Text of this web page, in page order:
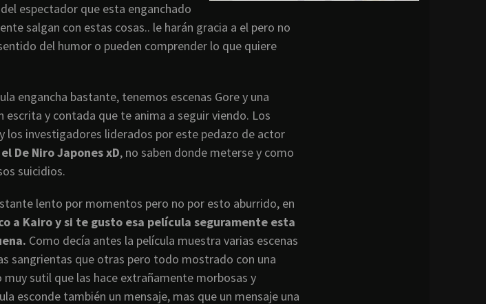
espectador que esta enganchado
salgan con estas cosas.. le harán gracia a el pero no
del humor o pueden comprender lo que quiere
engancha bastante, tenemos escenas Gore y una
escrita y contada que te anima a seguir viendo. Los
los investigadores liderados por este pedazo de actor
De Niro Japones xD, no saben donde meterse y como
suicidios.
lento por momentos pero no por esto aburrido, en
a Kairo y si te gusto esa película seguramente esta
Como decía antes la película muestra varias escenas
sangrientas que otras pero todo mostrado con una
muy sutil que las hace extrañamente morbosas y
esconde también un mensaje, mas que un mensaje una